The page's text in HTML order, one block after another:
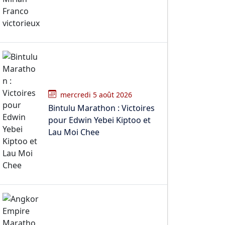
mercredi 5 août 2026
Bintulu Marathon : Victoires
pour Edwin Yebei Kiptoo et
Lau Moi Chee